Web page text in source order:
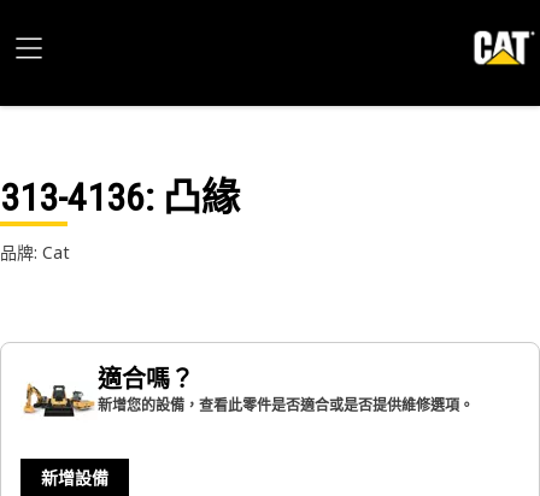
313-4136: 凸緣
品牌: Cat
適合嗎？
新增您的設備，查看此零件是否適合或是否提供維修選項。
新增設備